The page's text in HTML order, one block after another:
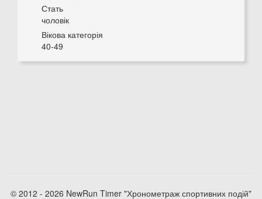
Стать
чоловік
Вікова категорія
40-49
© 2012 - 2026 NewRun Timer "Хронометраж спортивних подій"